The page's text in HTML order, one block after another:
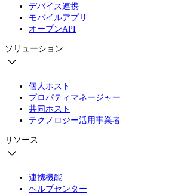
デバイス連携
モバイルアプリ
オープンAPI
ソリューション
個人ホスト
プロパティマネージャー
共同ホスト
テクノロジー活用事業者
リソース
連携機能
ヘルプセンター